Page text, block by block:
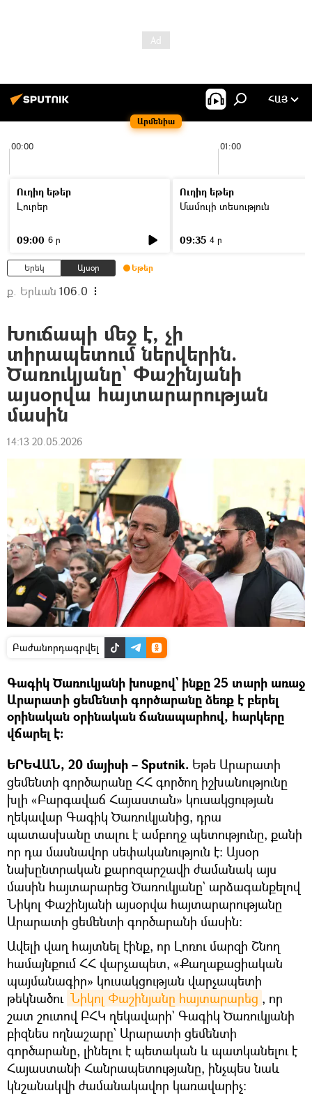
Արմենիա
ՀԱՅ
00:00 01:00
Ուղիղ եթեր
Լուրեր
09:00 6 ր
Ուղիղ եթեր
Մամուլի տեսություն
09:35 4 ր
Երեկ Այսօր Եթեր
ք. Երևան 106.0
Խուճապի մեջ է, չի
տիրապետում ներվերին.
Ծառուկյանը` Փաշինյանի
այսօրվա հայտարարության
մասին
14:13 20.05.2026
Բաժանորդագրվել
Գագիկ Ծառուկյանի խոսքով` ինքը 25 տարի առաջ
Արարատի ցեմենտի գործարանը ձեռք է բերել
օրինական օրինական ճանապարհով, հարկերը
վճարել է։
ԵՐԵՎԱՆ, 20 մայիսի – Sputnik. Եթե Արարատի
ցեմենտի գործարանը ՀՀ գործող իշխանությունը
խլի «Բարգավաճ Հայաստան» կուսակցության
ղեկավար Գագիկ Ծառուկյանից, դրա
պատասխանը տալու է ամբողջ պետությունը, քանի
որ դա մասնավոր սեփականություն է։ Այսօր
նախընտրական քարոզարշավի ժամանակ այս
մասին հայտարարեց Ծառուկյանը` արձագանքելով
Նիկոլ Փաշինյանի այսօրվա հայտարարությանը
Արարատի ցեմենտի գործարանի մասին։
Ավելի վաղ հայտնել էինք, որ Լոռու մարզի Շնող
համայնքում ՀՀ վարչապետ, «Քաղաքացիական
պայմանագիր» կուսակցության վարչապետի
թեկնածու Նիկոլ Փաշինյանը հայտարարեց , որ
շատ շուտով ԲՀԿ ղեկավարի` Գագիկ Ծառուկյանի
բիզնես ողնաշարը` Արարատի ցեմենտի
գործարանը, լինելու է պետական և պատկանելու է
Հայաստանի Հանրապետությանը, ինչպես նաև
կնշանակվի ժամանակավոր կառավարիչ։